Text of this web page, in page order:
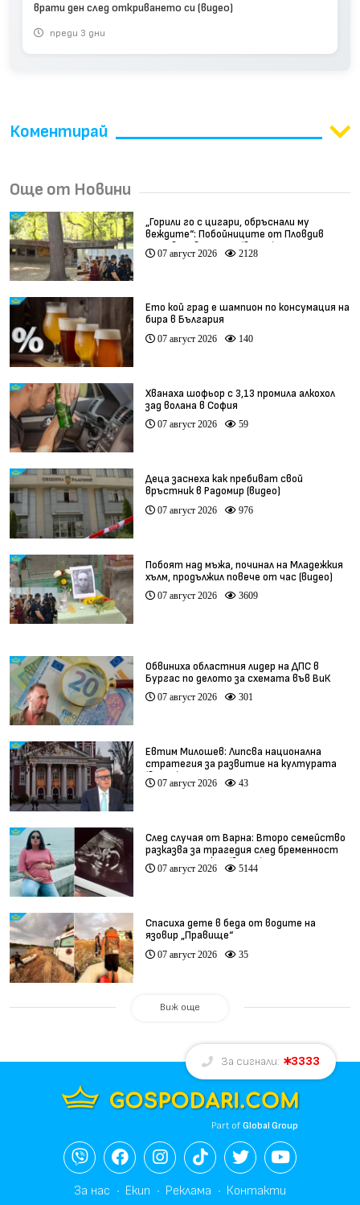
врати ден след откриването си (видео)
преди 3 дни
Коментирай
Още от Новини
„Горили го с цигари, обръснали му
веждите“: Побойниците от Пловдив
остават в ареста (видео)
07 август 2026 2128
Ето кой град е шампион по консумация на
бира в България
07 август 2026 140
Хванаха шофьор с 3,13 промила алкохол
зад волана в София
07 август 2026 59
Деца заснеха как пребиват свой
връстник в Радомир (видео)
07 август 2026 976
Побоят над мъжа, починал на Младежкия
хълм, продължил повече от час (видео)
07 август 2026 3609
Обвиниха областния лидер на ДПС в
Бургас по делото за схемата във ВиК
07 август 2026 301
Евтим Милошев: Липсва национална
стратегия за развитие на културата
(видео)
07 август 2026 43
След случая от Варна: Второ семейство
разказва за трагедия след бременност
при същия лекар (видео)
07 август 2026 5144
Спасиха дете в беда от водите на
язовир „Правище“
07 август 2026 35
Виж още
За сигнали: 3333
Part ofGlobal Group
За нас Екип Реклама Контакти